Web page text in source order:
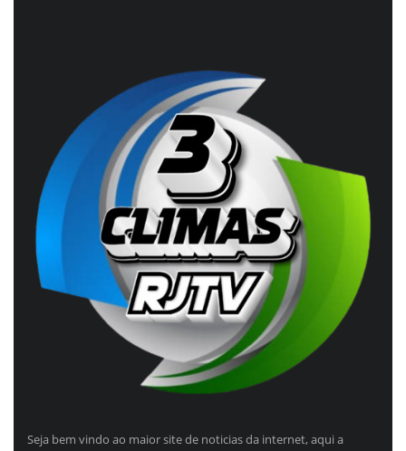
Seja bem vindo ao maior site de noticias da internet, aqui a